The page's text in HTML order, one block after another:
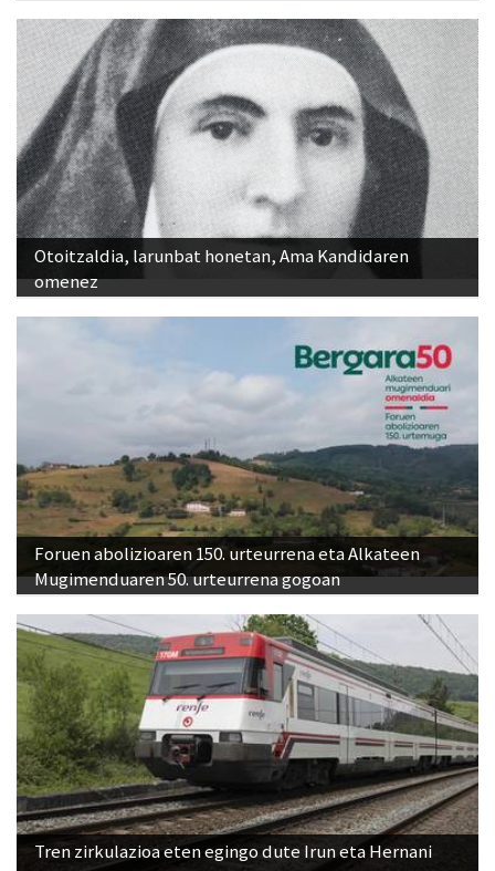
Otoitzaldia, larunbat honetan, Ama Kandidaren
omenez
Foruen abolizioaren 150. urteurrena eta Alkateen
Mugimenduaren 50. urteurrena gogoan
Tren zirkulazioa eten egingo dute Irun eta Hernani